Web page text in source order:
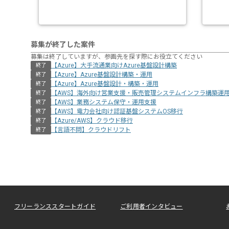
募集が終了した案件
募集は終了していますが、参画先を探す際にお役立てください
終了 【Azure】大手流通業向けAzure基盤設計構築
終了 【Azure】Azure基盤設計構築・運用
終了 【Azure】Azure基盤設計・構築・運用
終了 【AWS】海外向け営業支援・販売管理システムインフラ構築運用
終了 【AWS】業務システム保守・運用支援
終了 【AWS】電力会社向け認証基盤システムOS移行
終了 【Azure/AWS】クラウド移行
終了 【言語不問】クラウドリフト
フリーランススタートガイド ご利用者インタビュー